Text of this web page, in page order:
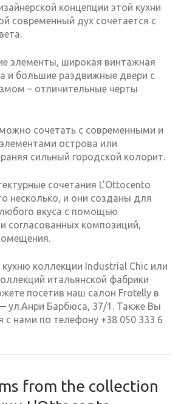
концепции этой кухни
современный дух сочетается с
элементы, широкая винтажная
и большие раздвижные двери с
– отличительные черты
сочетать с современными и
острова или
сильный городской колорит.
сочетания L’Ottocento
несколько, и они созданы для
вкуса с помощью
согласованных композиций,
кухню коллекции Industrial Chic или
итальянской фабрики
посетив наш салон Frotelly в
ул.Анри Барбюса, 37/1. Также Вы
с нами по телефону +38 050 333 6
from the collection